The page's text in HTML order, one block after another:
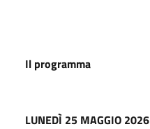
Il programma
LUNEDÌ 25 MAGGIO 2026